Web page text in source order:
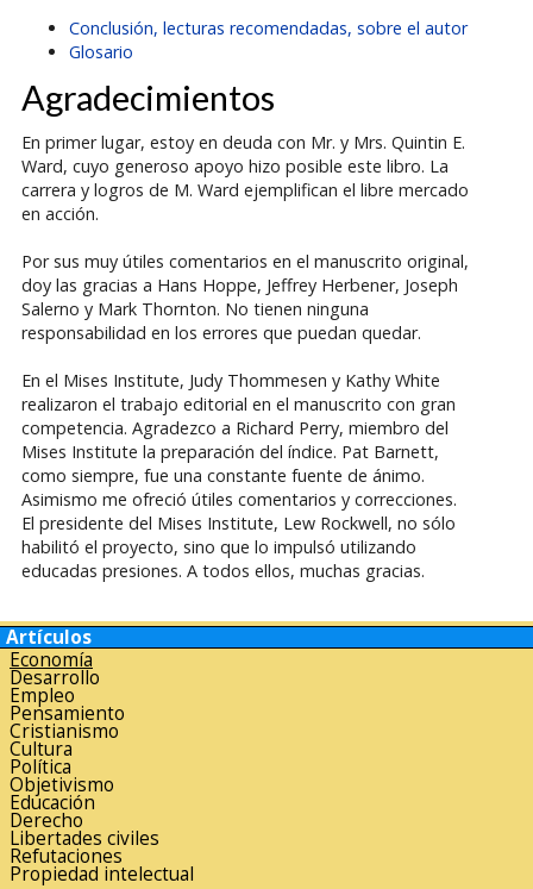
Conclusión, lecturas recomendadas, sobre el autor
Glosario
Agradecimientos
En primer lugar, estoy en deuda con Mr. y Mrs. Quintin E.
Ward, cuyo generoso apoyo hizo posible este libro. La
carrera y logros de M. Ward ejemplifican el libre mercado
en acción.
Por sus muy útiles comentarios en el manuscrito original,
doy las gracias a Hans Hoppe, Jeffrey Herbener, Joseph
Salerno y Mark Thornton. No tienen ninguna
responsabilidad en los errores que puedan quedar.
En el Mises Institute, Judy Thommesen y Kathy White
realizaron el trabajo editorial en el manuscrito con gran
competencia. Agradezco a Richard Perry, miembro del
Mises Institute la preparación del índice. Pat Barnett,
como siempre, fue una constante fuente de ánimo.
Asimismo me ofreció útiles comentarios y correcciones.
El presidente del Mises Institute, Lew Rockwell, no sólo
habilitó el proyecto, sino que lo impulsó utilizando
educadas presiones. A todos ellos, muchas gracias.
Artículos
Economía
Desarrollo
Empleo
Pensamiento
Cristianismo
Cultura
Política
Objetivismo
Educación
Derecho
Libertades civiles
Refutaciones
Propiedad intelectual